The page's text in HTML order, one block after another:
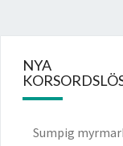
NYA
Sumpig